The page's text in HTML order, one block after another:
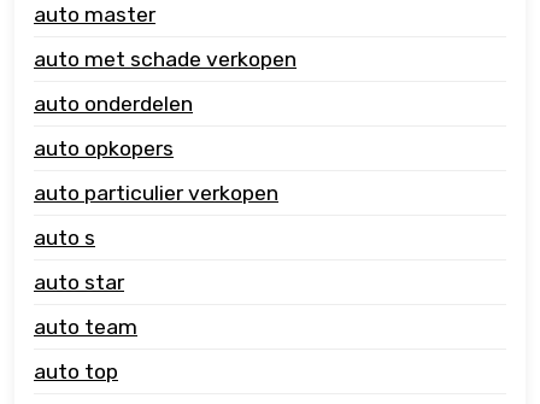
auto master
auto met schade verkopen
auto onderdelen
auto opkopers
auto particulier verkopen
auto s
auto star
auto team
auto top